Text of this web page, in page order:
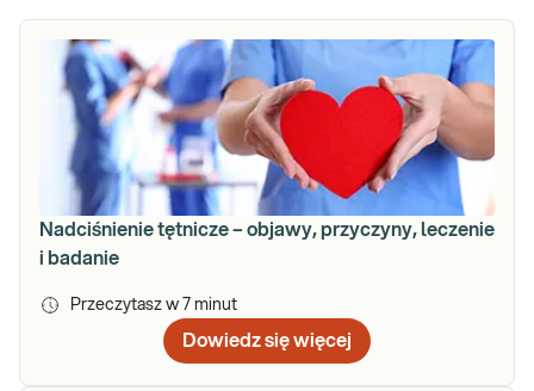
Nadciśnienie tętnicze – objawy, przyczyny, leczenie
i badanie
Przeczytasz w 7 minut
Dowiedz się więcej